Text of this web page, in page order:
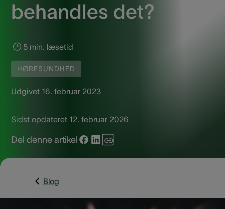
behandles det?
5 min. læsetid
HØRESUNDHED
Udgivet 16. februar 2023
Sidst opdateret 12. februar 2026
Del denne artikel
Blog